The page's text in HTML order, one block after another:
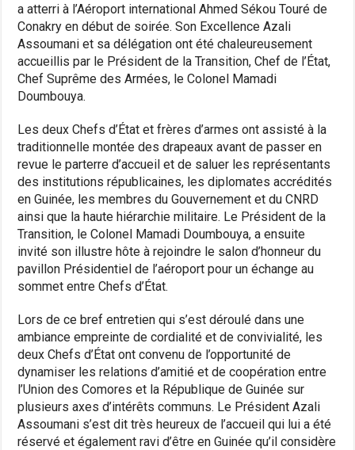
a atterri à l’Aéroport international Ahmed Sékou Touré de
Conakry en début de soirée. Son Excellence Azali
Assoumani et sa délégation ont été chaleureusement
accueillis par le Président de la Transition, Chef de l’État,
Chef Suprême des Armées, le Colonel Mamadi
Doumbouya.
Les deux Chefs d’État et frères d’armes ont assisté à la
traditionnelle montée des drapeaux avant de passer en
revue le parterre d’accueil et de saluer les représentants
des institutions républicaines, les diplomates accrédités
en Guinée, les membres du Gouvernement et du CNRD
ainsi que la haute hiérarchie militaire. Le Président de la
Transition, le Colonel Mamadi Doumbouya, a ensuite
invité son illustre hôte à rejoindre le salon d’honneur du
pavillon Présidentiel de l’aéroport pour un échange au
sommet entre Chefs d’État.
Lors de ce bref entretien qui s’est déroulé dans une
ambiance empreinte de cordialité et de convivialité, les
deux Chefs d’État ont convenu de l’opportunité de
dynamiser les relations d’amitié et de coopération entre
l’Union des Comores et la République de Guinée sur
plusieurs axes d’intérêts communs. Le Président Azali
Assoumani s’est dit très heureux de l’accueil qui lui a été
réservé et également ravi d’être en Guinée qu’il considère